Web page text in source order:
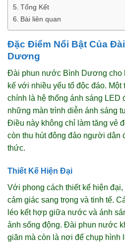
Tổng Kết
Bài liên quan
Đặc Điểm Nổi Bật Của
Dương
Đài phun nước Bình Dương cho
kế với nhiều yếu tố độc đáo.
chính là hệ thống ánh sáng LED
những màn trình diễn ánh sáng
Điều này không chỉ làm tăng vẻ
còn thu hút đông đảo người dân
thức.
Thiết Kế Hiện Đại
Với phong cách thiết kế hiện
cảm giác sang trọng và tinh tế.
léo kết hợp giữa nước và ánh
ảnh sống động. Đài phun nước
giãn mà còn là nơi để chụp hình